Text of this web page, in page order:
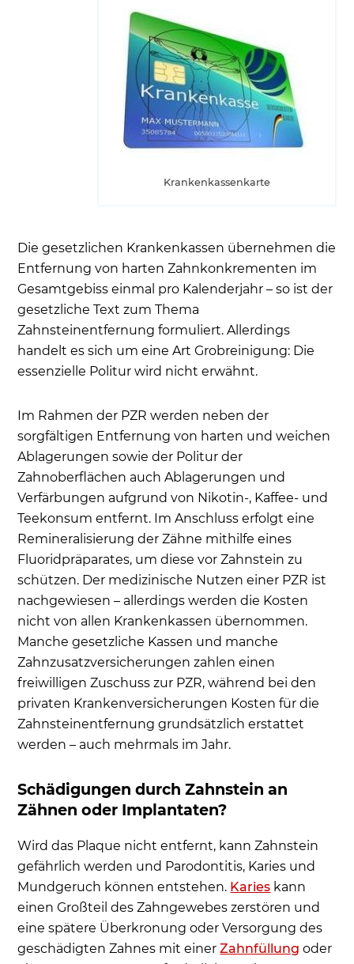
Krankenkassenkarte
Die gesetzlichen Krankenkassen übernehmen die
Entfernung von harten Zahnkonkrementen im
Gesamtgebiss einmal pro Kalenderjahr – so ist der
gesetzliche Text zum Thema
Zahnsteinentfernung formuliert. Allerdings
handelt es sich um eine Art Grobreinigung: Die
essenzielle Politur wird nicht erwähnt.
Im Rahmen der PZR werden neben der
sorgfältigen Entfernung von harten und weichen
Ablagerungen sowie der Politur der
Zahnoberflächen auch Ablagerungen und
Verfärbungen aufgrund von Nikotin-, Kaffee- und
Teekonsum entfernt. Im Anschluss erfolgt eine
Remineralisierung der Zähne mithilfe eines
Fluoridpräparates, um diese vor Zahnstein zu
schützen. Der medizinische Nutzen einer PZR ist
nachgewiesen – allerdings werden die Kosten
nicht von allen Krankenkassen übernommen.
Manche gesetzliche Kassen und manche
Zahnzusatzversicherungen zahlen einen
freiwilligen Zuschuss zur PZR, während bei den
privaten Krankenversicherungen Kosten für die
Zahnsteinentfernung grundsätzlich erstattet
werden – auch mehrmals im Jahr.
Schädigungen durch Zahnstein an
Zähnen oder Implantaten?
Wird das Plaque nicht entfernt, kann Zahnstein
gefährlich werden und Parodontitis, Karies und
Mundgeruch können entstehen. Karies kann
einen Großteil des Zahngewebes zerstören und
eine spätere Überkronung oder Versorgung des
geschädigten Zahnes mit einerZahnfüllung oder